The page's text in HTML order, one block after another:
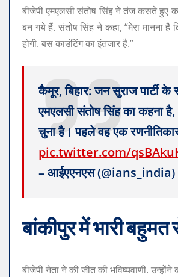
बीजेपी एमएलसी संतोष सिंह ने तंज कसते हुए
बन गये हैं. संतोष सिंह ने कहा, “मेरा मानना
होगी. बस काउंटिंग का इंतजार है.”
कैमूर, बिहार: जन सुराज पार्टी
एमएलसी संतोष सिंह का कहना
चुना है। पहले वह एक
pic.twitter.com/
– आईएएनएस (@ians_india)
बांकीपुर में भारी बहुमत
बीजेपी नेता ने की जीत की भविष्यवाणी.